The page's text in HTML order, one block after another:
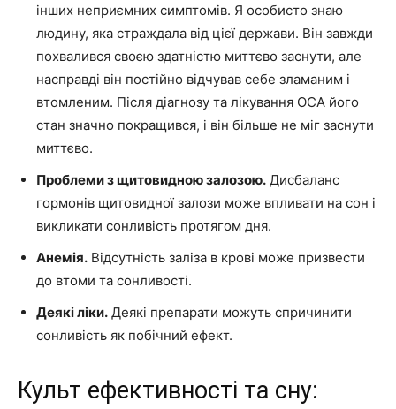
інших неприємних симптомів. Я особисто знаю
людину, яка страждала від цієї держави. Він завжди
похвалився своєю здатністю миттєво заснути, але
насправді він постійно відчував себе зламаним і
втомленим. Після діагнозу та лікування ОСА його
стан значно покращився, і він більше не міг заснути
миттєво.
Проблеми з щитовидною залозою. Дисбаланс
гормонів щитовидної залози може впливати на сон і
викликати сонливість протягом дня.
Анемія. Відсутність заліза в крові може призвести
до втоми та сонливості.
Деякі ліки. Деякі препарати можуть спричинити
сонливість як побічний ефект.
Культ ефективності та сну: